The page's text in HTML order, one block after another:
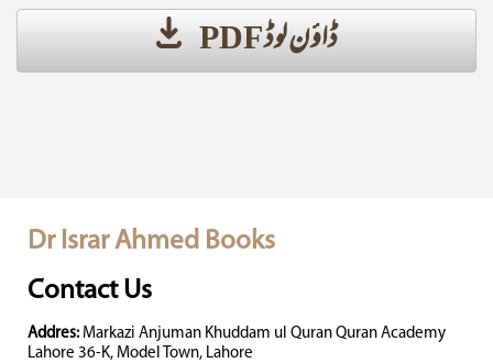
ڈاؤن لوڈ PDF
Dr Israr Ahmed Books
Contact Us
Addres: Markazi Anjuman Khuddam ul Quran Quran Academy
Lahore 36-K, Model Town, Lahore